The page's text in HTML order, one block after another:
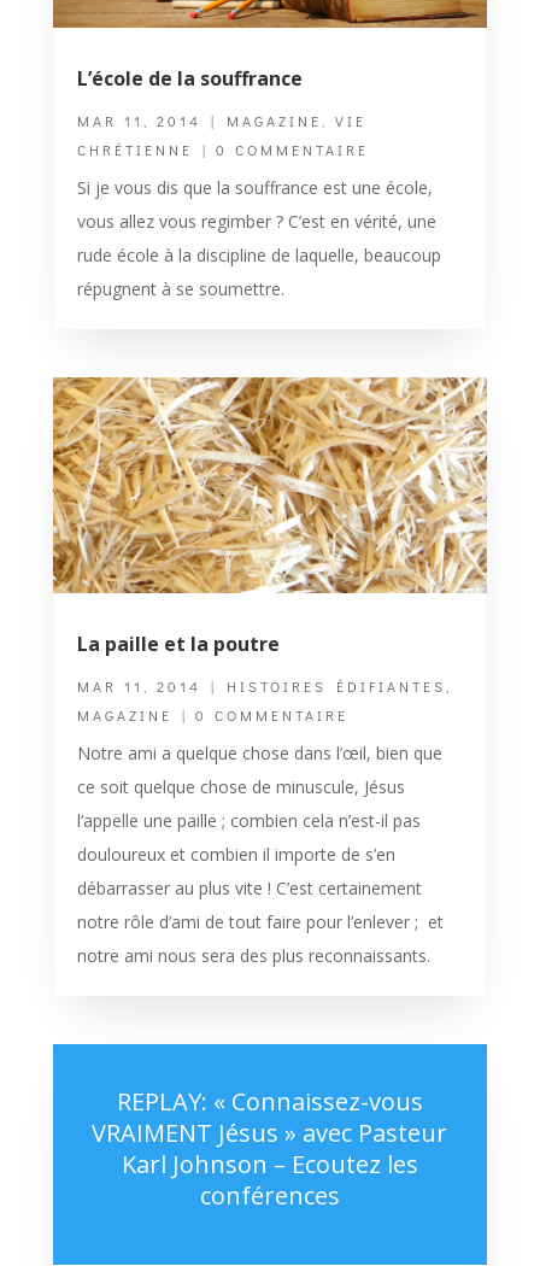
L’école de la souffrance
MAR 11, 2014 | MAGAZINE
VIE
CHRÉTIENNE
| 0 COMMENTAIRE
Si je vous dis que la souffrance est une école,
vous allez vous regimber ? C’est en vérité, une
rude école à la discipline de laquelle, beaucoup
répugnent à se soumettre.
La paille et la poutre
MAR 11, 2014 | HISTOIRES ÉDIFIANTES
MAGAZINE
| 0 COMMENTAIRE
Notre ami a quelque chose dans l’œil, bien que
ce soit quelque chose de minuscule, Jésus
l’appelle une paille ; combien cela n’est-il pas
douloureux et combien il importe de s’en
débarrasser au plus vite ! C’est certainement
notre rôle d’ami de tout faire pour l’enlever ; et
notre ami nous sera des plus reconnaissants.
REPLAY: « Connaissez-vous
VRAIMENT Jésus » avec Pasteur
Karl Johnson – Ecoutez les
conférences